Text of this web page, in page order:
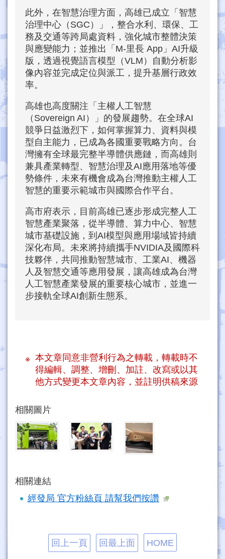
此外，在智慧治理方面，高雄已成立「智慧
治理中心（SGC）」，整合水利、環保、工
務及交通等跨局處資料，強化城市整體決策
與應變能力；並推出「M-里長 App」AI升級
版，透過視覺語言模型（VLM）自動分析影
像內容並完成定位與派工，提升基層行政效
率。
高雄也高度關注「主權人工智慧
（Sovereign AI）」的發展趨勢。在全球AI
競爭日益激烈下，如何掌握算力、資料與模
型自主能力，已成為各國重要戰略方向。台
灣擁有全球最完整半導體供應鏈，而高雄則
兼具產業轉型、智慧治理及AI應用落地等優
勢條件，未來有機會成為台灣推動主權人工
智慧的重要示範城市與國際合作平台。
高市府表示，目前高雄已逐步形成完整人工
智慧產業聚落，從半導體、算力中心、智慧
城市基礎設施，到AI模型與應用場域皆持續
深化布局。未來將持續攜手NVIDIA及國際科
技夥伴，共同推動智慧城市、工業AI、機器
人及智慧交通等應用發展，讓高雄成為台灣
人工智慧產業發展的重要核心城市，並進一
步接軌全球AI創新生態系。
本文章同意非營利行為之轉載，轉載時不
得編輯、調整、增刪、加註、改寫或以其
他方式變更本文章內容，並註明供稿來源
相關圖片
相關連結
經發局 官方粉絲頁 請幫我們按讚
回上一頁 回最上面 HOME